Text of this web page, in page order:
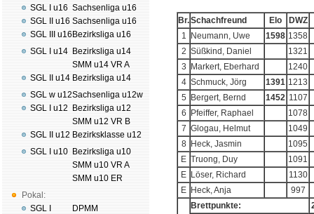
SGL I u16
SGL II u16
SGL III u16
SGL I u14
SGL II u14
SGL w u12
SGL I u12
SGL II u12
SGL I u10
Pokal:
SGL I
Sachsenliga u16
Sachsenliga u16
Bezirksliga u16
Bezirksliga u14
SMM u14 VR A
Bezirksliga u14
Sachsenliga u12w
Bezirksliga u12
SMM u12 VR B
Bezirksklasse u12
Bezirksliga u10
SMM u10 VR A
SMM u10 ER
DPMM
Br.Schachfreund Elo
DWZ
1
Neumann, Uwe 1598 1358
2 Süßkind, Daniel
1321
3
Markert, Eberhard
1240
4 Schmuck, Jörg 1391 1213
5
Bergert, Bernd 1452 1107
6
Pfeiffer, Raphael
1078
7 Glogau, Helmut
1049
8
Heck, Jasmin
1095
E Truong, Duy
1091
E Löser, Richard
1130
E Heck, Anja
997
Brettpunkte: